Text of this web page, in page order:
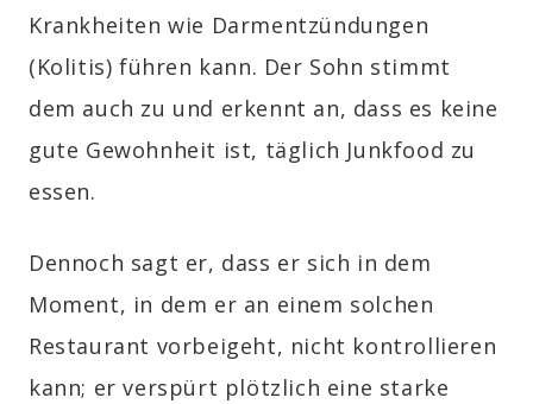
Krankheiten wie Darmentzündungen
(Kolitis) führen kann. Der Sohn stimmt
dem auch zu und erkennt an, dass es keine
gute Gewohnheit ist, täglich Junkfood zu
essen.
Dennoch sagt er, dass er sich in dem
Moment, in dem er an einem solchen
Restaurant vorbeigeht, nicht kontrollieren
kann; er verspürt plötzlich eine starke